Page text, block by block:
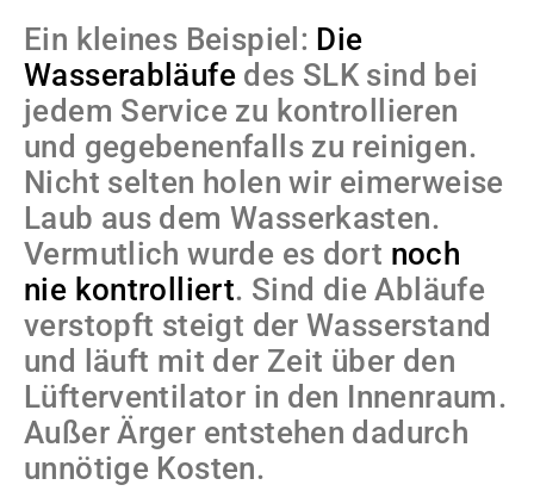
Ein kleines Beispiel: Die
Wasserabläufe des SLK sind bei
jedem Service zu kontrollieren
und gegebenenfalls zu reinigen.
Nicht selten holen wir eimerweise
Laub aus dem Wasserkasten.
Vermutlich wurde es dort noch
nie kontrolliert. Sind die Abläufe
verstopft steigt der Wasserstand
und läuft mit der Zeit über den
Lüfterventilator in den Innenraum.
Außer Ärger entstehen dadurch
unnötige Kosten.